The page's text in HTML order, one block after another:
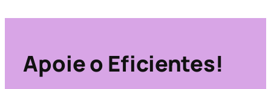
Apoie o Eficientes!